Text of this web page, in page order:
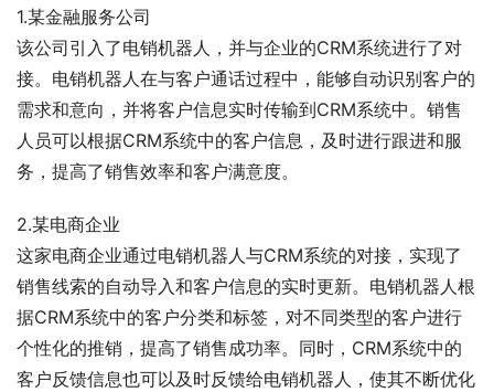
1.某金融服务公司
该公司引入了电销机器人，并与企业的CRM系统进行了对
接。电销机器人在与客户通话过程中，能够自动识别客户的
需求和意向，并将客户信息实时传输到CRM系统中。销售
人员可以根据CRM系统中的客户信息，及时进行跟进和服
务，提高了销售效率和客户满意度。
2.某电商企业
这家电商企业通过电销机器人与CRM系统的对接，实现了
销售线索的自动导入和客户信息的实时更新。电销机器人根
据CRM系统中的客户分类和标签，对不同类型的客户进行
个性化的推销，提高了销售成功率。同时，CRM系统中的
客户反馈信息也可以及时反馈给电销机器人，使其不断优化